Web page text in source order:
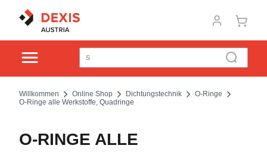
Willkommen Online Shop Dichtungstechnik
O-Ringe
O-Ringe alle Werkstoffe, Quadringe
O-RINGE ALLE